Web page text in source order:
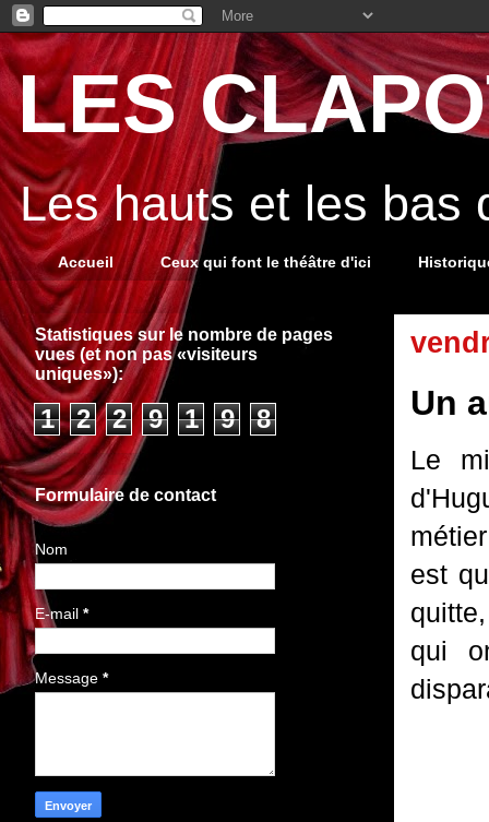
LES
Les hauts et les bas
Accueil Ceux qui font le théâtre d'ici
Un
Le
est
qui
Statistiques sur le nombre de pages
vues (et non pas «visiteurs
uniques»):
1 2 2 9 1 9 8
Formulaire de contact
Nom
E-mail *
Message *